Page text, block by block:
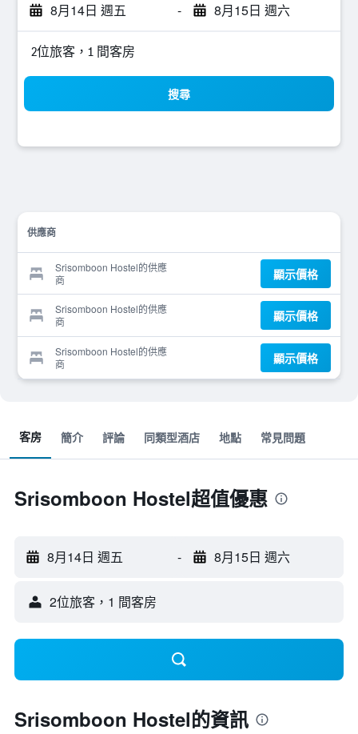
8月14日 週五 - 8月15日 週六
2位旅客，1 間客房
搜尋
供應商
Srisomboon Hostel的供應
商
顯示價格
Srisomboon Hostel的供應
商
顯示價格
Srisomboon Hostel的供應
商
顯示價格
客房 簡介 評論 同類型酒店 地點 常見問題
Srisomboon Hostel超值優惠
8月14日 週五 - 8月15日 週六
2位旅客，1 間客房
Srisomboon Hostel的資訊